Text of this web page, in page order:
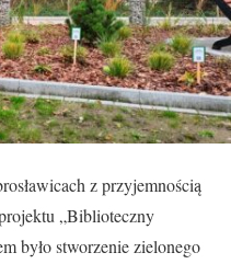
z przyjemnością
„Biblioteczny
było stworzenie zielonego